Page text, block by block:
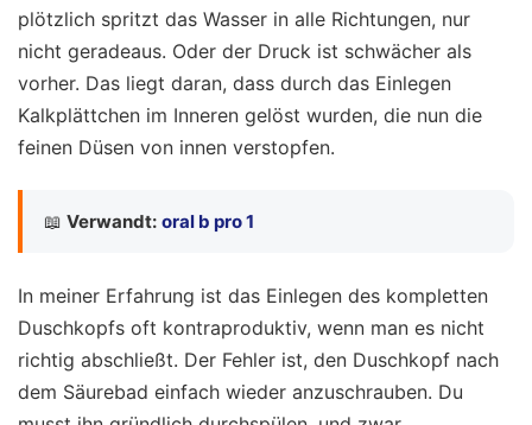
plötzlich spritzt das Wasser in alle Richtungen, nur
nicht geradeaus. Oder der Druck ist schwächer als
vorher. Das liegt daran, dass durch das Einlegen
Kalkplättchen im Inneren gelöst wurden, die nun die
feinen Düsen von innen verstopfen.
📖 Verwandt: oral b pro 1
In meiner Erfahrung ist das Einlegen des kompletten
Duschkopfs oft kontraproduktiv, wenn man es nicht
richtig abschließt. Der Fehler ist, den Duschkopf nach
dem Säurebad einfach wieder anzuschrauben. Du